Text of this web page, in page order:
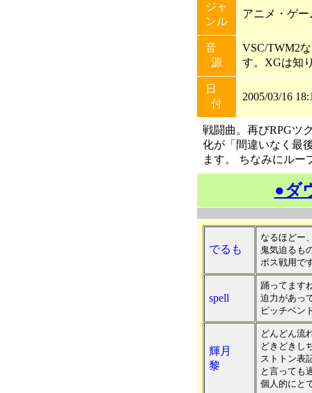
ジャ
ンル
アニメ・ゲー
音
源
VSC/TWM2
す。XGは知
日
付
2005/03/16
戦闘曲。再びRPGツ
化が「間違いなく最
ます。 ちなみにルー
●ダ
でるも
なるほどー
鬼気迫るも
ボス戦用で
spell
踊ってます
迫力があっ
ピッチベン
輝月
黎
どんどん流
どきどきし
ストトン表
と言っても
個人的にと